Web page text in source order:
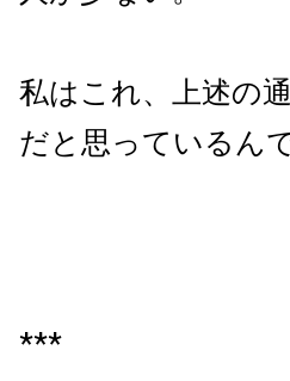
私はこれ、上述の
だと思っているん
***